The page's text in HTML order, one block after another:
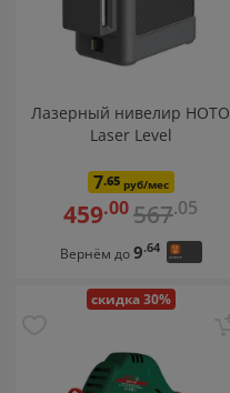
Лазерный нивелир HOTO
Laser Level
7.65руб/мес
459.00567.05
Вернём до9.64
скидка 30%